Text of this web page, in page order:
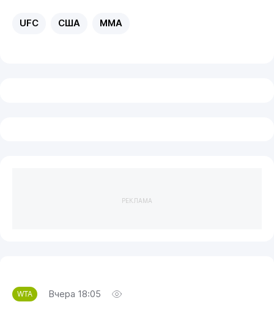
UFC США MMA
РЕКЛАМА
WTA Вчера 18:05